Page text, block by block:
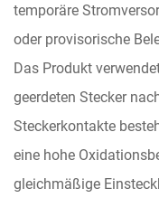
temporäre
oder provisorische
Das Produkt
geerdeten Stecker
Steckerkontakte
eine hohe
gleichmäßige